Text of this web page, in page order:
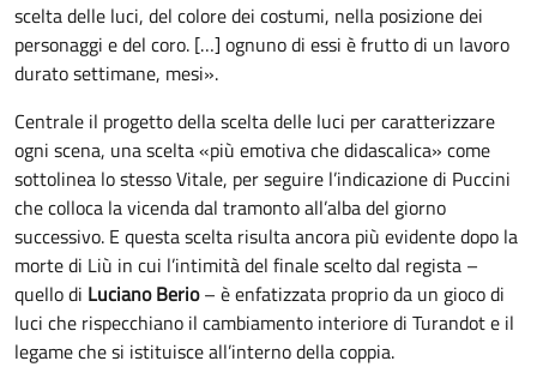
scelta delle luci, del colore dei costumi, nella posizione dei
personaggi e del coro. […] ognuno di essi è frutto di un lavoro
durato settimane, mesi».
Centrale il progetto della scelta delle luci per caratterizzare
ogni scena, una scelta «più emotiva che didascalica» come
sottolinea lo stesso Vitale, per seguire l’indicazione di Puccini
che colloca la vicenda dal tramonto all’alba del giorno
successivo. E questa scelta risulta ancora più evidente dopo la
morte di Liù in cui l’intimità del finale scelto dal regista –
quello di Luciano Berio– è enfatizzata proprio da un gioco di
luci che rispecchiano il cambiamento interiore di Turandot e il
legame che si istituisce all’interno della coppia.